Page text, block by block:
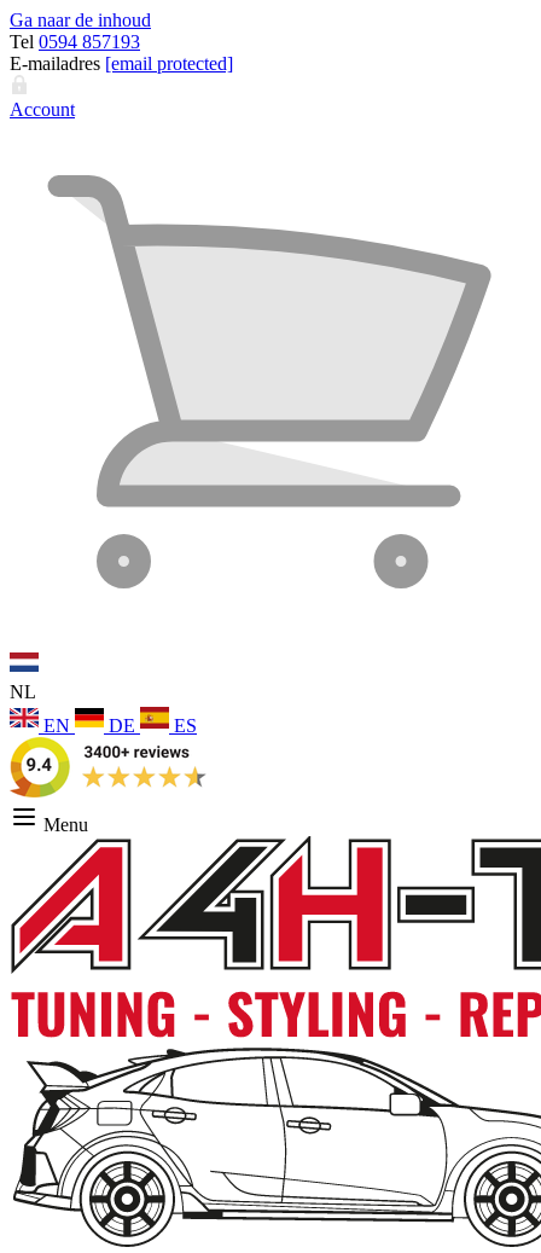
Ga naar de inhoud
Tel 0594 857193
E-mailadres [email protected]
Account
NL
EN
DE ES
Menu